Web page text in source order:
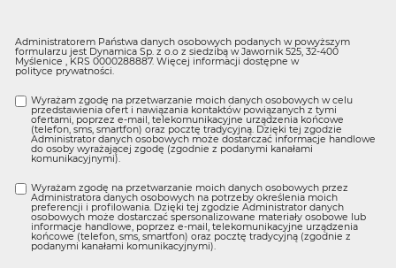
Administratorem Państwa danych osobowych podanych w powyższym
formularzu jest Dynamica Sp. z o.o z siedzibą w Jawornik 525, 32-400
Myślenice , KRS 0000288887. Więcej informacji dostępne w
polityce prywatności.
Wyrażam zgodę na przetwarzanie moich danych osobowych w celu
przedstawienia ofert i nawiązania kontaktów powiązanych z tymi
ofertami, poprzez e-mail, telekomunikacyjne urządzenia końcowe
(telefon, sms, smartfon) oraz pocztę tradycyjną. Dzięki tej zgodzie
Administrator danych osobowych może dostarczać informacje handlowe
do osoby wyrażającej zgodę (zgodnie z podanymi kanałami
komunikacyjnymi).
Wyrażam zgodę na przetwarzanie moich danych osobowych przez
Administratora danych osobowych na potrzeby określenia moich
preferencji i profilowania. Dzięki tej zgodzie Administrator danych
osobowych może dostarczać spersonalizowane materiały osobowe lub
informacje handlowe, poprzez e-mail, telekomunikacyjne urządzenia
końcowe (telefon, sms, smartfon) oraz pocztę tradycyjną (zgodnie z
podanymi kanałami komunikacyjnymi).